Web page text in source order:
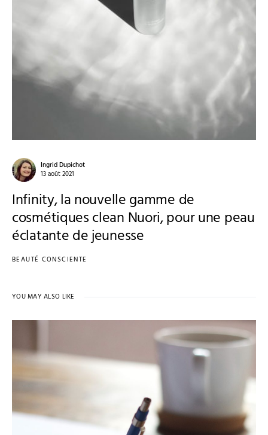
Ingrid Dupichot
13 août 2021
Infinity, la nouvelle gamme de
cosmétiques clean Nuori, pour une peau
éclatante de jeunesse
BEAUTÉ CONSCIENTE
YOU MAY ALSO LIKE